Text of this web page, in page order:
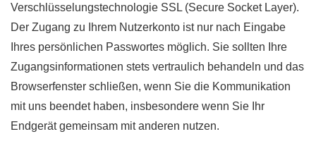
Verschlüsselungstechnologie SSL (Secure Socket Layer).
Der Zugang zu Ihrem Nutzerkonto ist nur nach Eingabe
Ihres persönlichen Passwortes möglich. Sie sollten Ihre
Zugangsinformationen stets vertraulich behandeln und das
Browserfenster schließen, wenn Sie die Kommunikation
mit uns beendet haben, insbesondere wenn Sie Ihr
Endgerät gemeinsam mit anderen nutzen.